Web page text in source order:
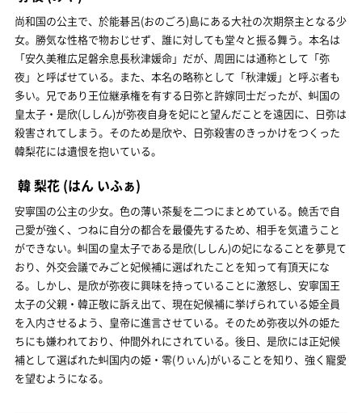
尚和国の公主で、於能碁呂(おのごろ)島にある大社の次期祭主となる少
女。勝気な性格で物おじせず、誰に対しても堂々と振る舞う。本名は
「安久美稚広足磐余息長秋津媛命」だが、周囲には通称として「弥
夜」と呼ばせている。また、本名の略称として「秋津媛」と呼ぶ者も
多い。兄であり王位継承権を有する日弥と許嫁同士だったが、虯国の
皇太子・是欣(ししん)が弥夜自身を妃にと望んだことを遠因に、日弥は
殺害されてしまう。そのため是欣や、日弥殺害のきっかけをつくった
韓梨花には遺恨を抱いている。
韓 梨花 (はん いふぁ)
安寧国の公主の少女。色の薄い茶髪を二つにまとめている。饒舌で自
己愛が強く、つねに自分の都合を最優先するため、相手を気遣うこと
ができない。虯国の皇太子である是欣(ししん)の妃になることを夢見て
おり、外交会議でみごと妃候補に選ばれたことを知って有頂天にな
る。しかし、是欣が弥夜に興味を持っていることに激怒し、安寧国王
太子の父親・韓正敬に訴え出て、現在妃候補に挙げられている姫全員
を入内させるよう、皇帝に進言させている。そのため弥夜以外の姫た
ちにも嫌われており、仲間外れにされている。後日、是欣には正妃候
補として選ばれた虯国内の姫・零(りぃん)がいることを知り、強く寵愛
を望むようになる。